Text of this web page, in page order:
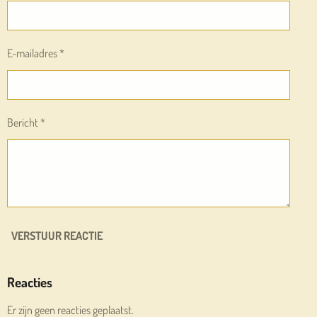
E-mailadres *
Bericht *
VERSTUUR REACTIE
Reacties
Er zijn geen reacties geplaatst.